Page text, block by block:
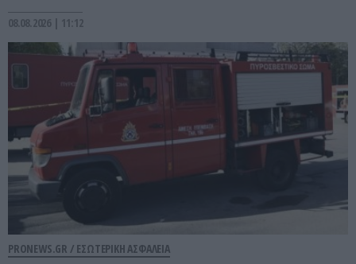
08.08.2026 | 11:12
PRONEWS.GR / ΕΣΩΤΕΡΙΚΗ ΑΣΦΑΛΕΙΑ